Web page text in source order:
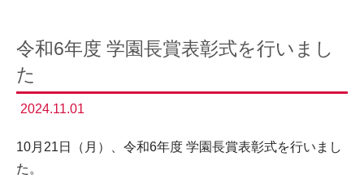
令和6年度 学園長賞表彰式を行いまし
た
2024.11.01
10月21日（月）、令和6年度 学園長賞表彰式を行いまし
た。